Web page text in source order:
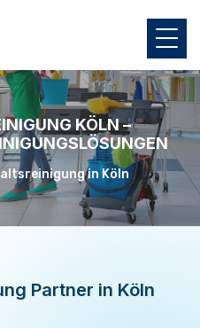
KÖLN –
in Köln
Partner in Köln